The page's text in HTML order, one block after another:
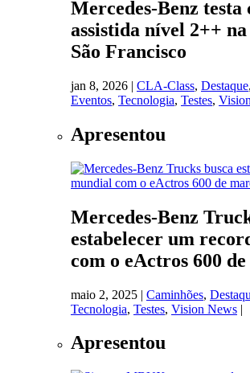
Mercedes-Benz testa
assistida nível 2++
São Francisco
jan 8, 2026 | CLA-Class, Destaque,
Eventos, Tecnologia, Testes,
Apresentou
Mercedes-Benz
estabelecer um
com o eActros 600
maio 2, 2025 | Caminhões,
Tecnologia, Testes, Vision News |
Apresentou